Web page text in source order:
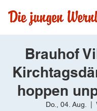
Brauhof
hoppen
Do., 04. Aug.